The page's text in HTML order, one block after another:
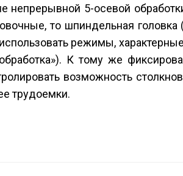
непрерывной 5-осевой
то шпиндельная
режимы,
К тому же
возможность
трудоемки.